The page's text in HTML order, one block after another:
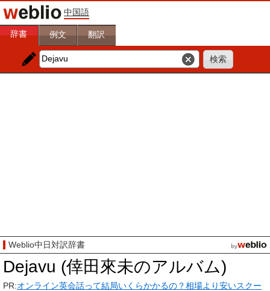
中国語
辞書 例文 翻訳
Weblio中日対訳辞書
Dejavu (倖田來未のアルバム)
PR:オンライン英会話って結局いくらかかるの？相場より安いスクー